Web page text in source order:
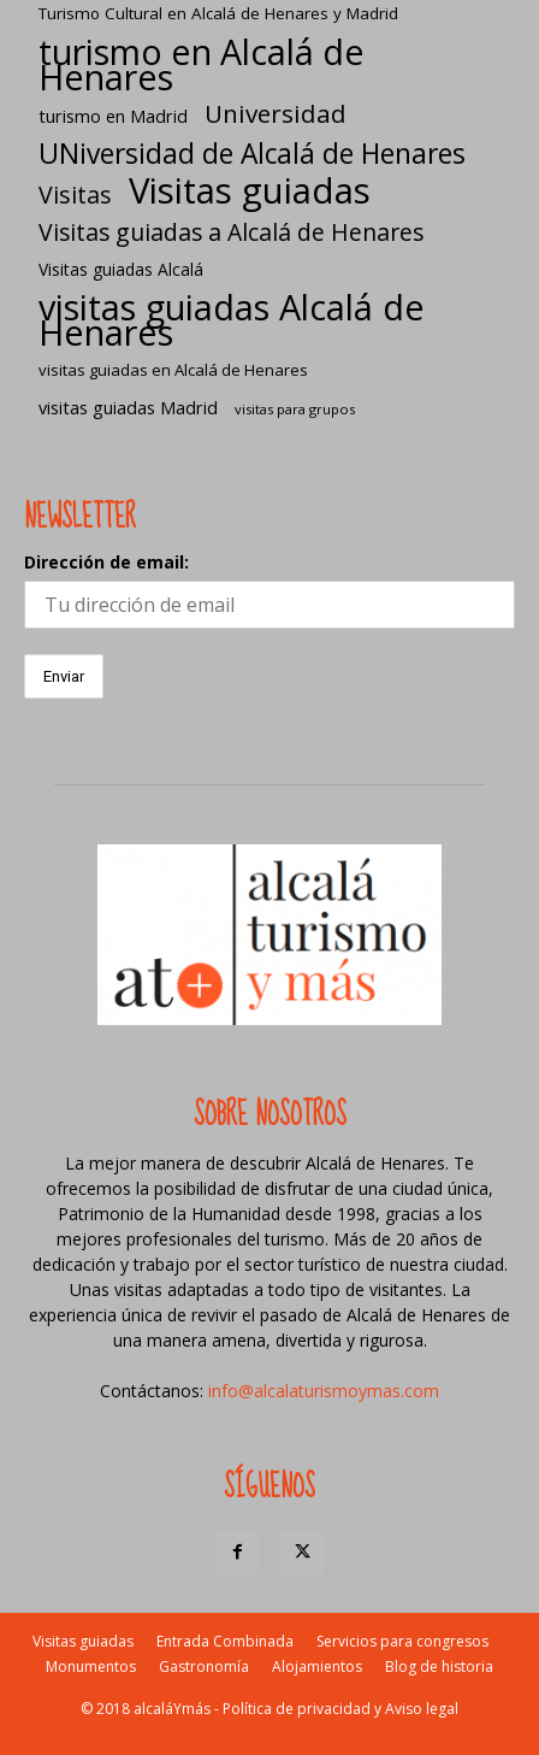
Turismo Cultural en Alcalá de Henares y Madrid
turismo en Alcalá de
Henares
turismo en Madrid Universidad
UNiversidad de Alcalá de Henares
Visitas Visitas guiadas
Visitas guiadas a Alcalá de Henares
Visitas guiadas Alcalá
visitas guiadas Alcalá de
Henares
visitas guiadas en Alcalá de Henares
visitas guiadas Madrid visitas para grupos
NEWSLETTER
Dirección de email:
SOBRE NOSOTROS
La mejor manera de descubrir Alcalá de Henares. Te
ofrecemos la posibilidad de disfrutar de una ciudad única,
Patrimonio de la Humanidad desde 1998, gracias a los
mejores profesionales del turismo. Más de 20 años de
dedicación y trabajo por el sector turístico de nuestra ciudad.
Unas visitas adaptadas a todo tipo de visitantes. La
experiencia única de revivir el pasado de Alcalá de Henares de
una manera amena, divertida y rigurosa.
Contáctanos: info@alcalaturismoymas.com
SÍGUENOS
Visitas guiadas Entrada Combinada
Servicios para congresos
Monumentos
Gastronomía Alojamientos Blog de historia
© 2018 alcaláYmás - Política de privacidad y Aviso legal